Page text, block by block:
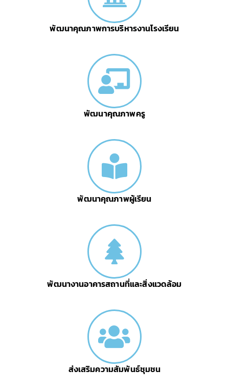
พัฒนาคุณภาพการบริหารงานโรงเรียน
พัฒนาคุณภาพครู
พัฒนาคุณภาพผู้เรียน
พัฒนางานอาคารสถานที่และสิ่งแวดล้อม
ส่งเสริมความสัมพันธ์ชุมชน